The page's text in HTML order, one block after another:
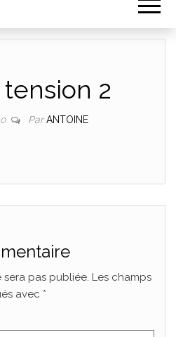
2
0 ParANTOINE
sera pas publiée. Les champs
avec *